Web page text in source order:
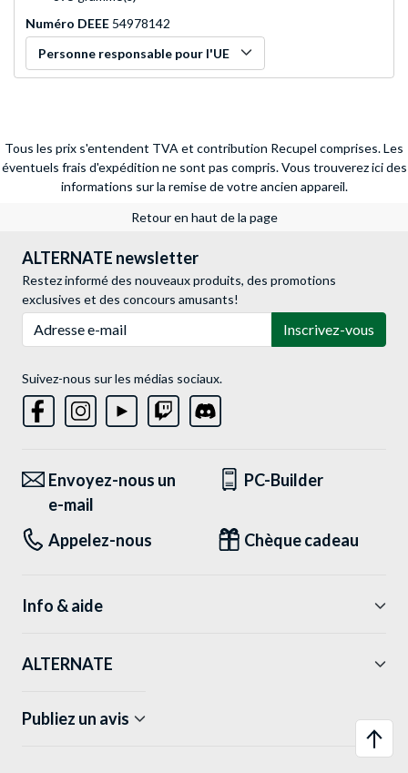
Numéro DEEE 54978142
Personne responsable pour l'UE
Tous les prix s'entendent TVA et contribution Recupel comprises. Les
éventuels frais d'expédition ne sont pas compris. Vous trouverez ici des
informations sur la remise de votre ancien appareil.
Retour en haut de la page
ALTERNATE newsletter
Restez informé des nouveaux produits, des promotions
exclusives et des concours amusants!
Inscrivez-vous
Suivez-nous sur les médias sociaux.
Envoyez-nous un
e-mail
PC-Builder
Appelez-nous Chèque cadeau
Info & aide
ALTERNATE
Publiez un avis